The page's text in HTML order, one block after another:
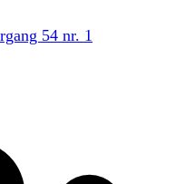
54 nr. 1